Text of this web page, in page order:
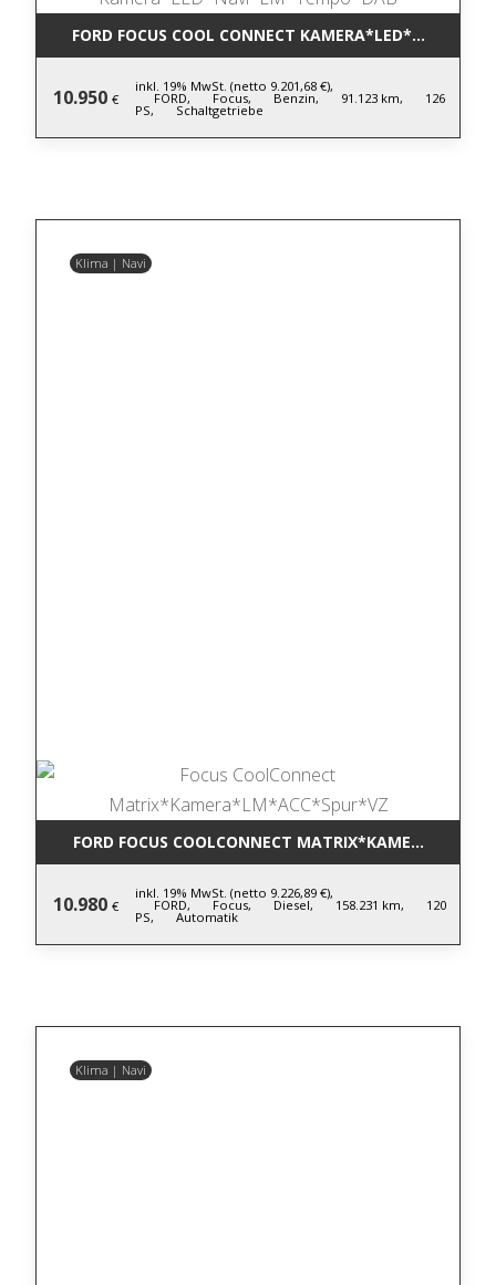
FORD FOCUS COOL CONNECT
10.950 €
inkl. 19% MwSt. (netto 9.201,68 €),
FORD, Focus, Benzin, 91.123 km, 126
PS, Schaltgetriebe
Klima | Navi
FORD FOCUS COOLCONNECT
10.980 €
inkl. 19% MwSt. (netto 9.226,89 €),
FORD, Focus, Diesel, 158.231 km, 120
PS, Automatik
Klima | Navi